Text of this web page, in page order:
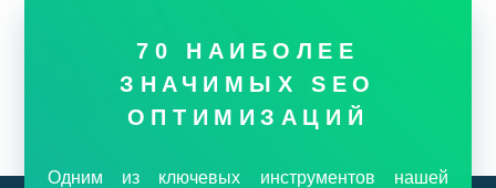
70 НАИБОЛЕЕ
ЗНАЧИМЫХ SEO
ОПТИМИЗАЦИЙ
Одним из ключевых инструментов нашей